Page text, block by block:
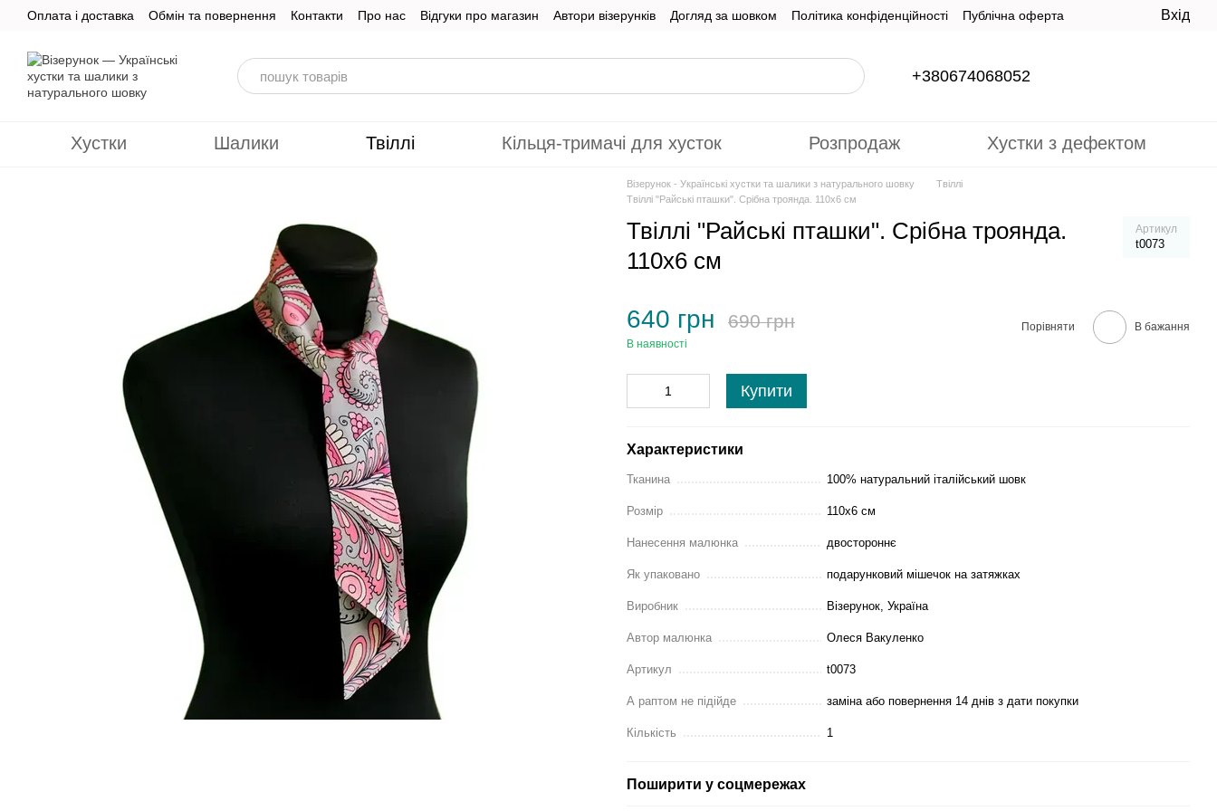
Перейти до основного контенту
Оплата і доставка Обмін та повернення Контакти Про нас Відгуки про магазин Автори візерунків Догляд за шовком Політика конфіденційності Публічна оферта Вхід
+380674068052
Хустки Шалики Твіллі Кільця-тримачі для хусток Розпродаж Хустки з дефектом
Візерунок - Українські хустки та шалики з натурального шовку
Твіллі
Твіллі "Райські пташки". Срібна троянда. 110x6 см
Твіллі "Райські пташки". Срібна троянда.
110x6 см
Артикул
t0073
640 грн 690 грн
В наявності
Порівняти В бажання
Купити
Характеристики
Тканина 100% натуральний італійський шовк
Розмір 110x6 см
Нанесення малюнка двостороннє
Як упаковано подарунковий мішечок на затяжках
Виробник Візерунок, Україна
Автор малюнка Олеся Вакуленко
Артикул t0073
А раптом не підійде заміна або повернення 14 днів з дати покупки
Кількість 1
Поширити у соцмережах